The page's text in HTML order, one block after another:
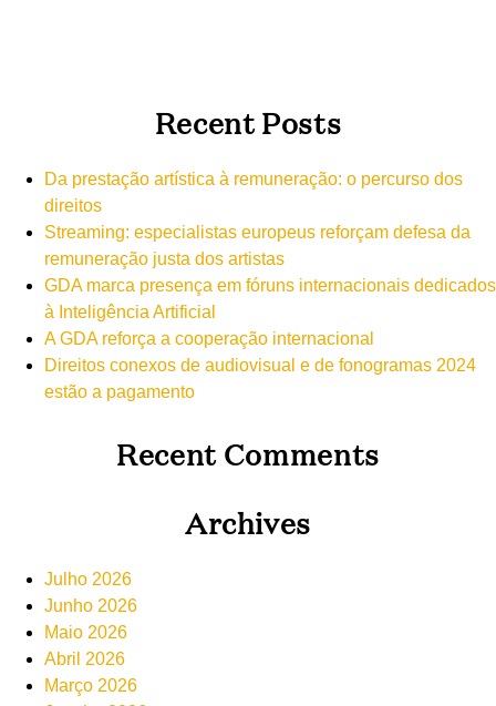
Recent Posts
Da prestação artística à remuneração: o percurso dos
direitos
Streaming: especialistas europeus reforçam defesa da
remuneração justa dos artistas
GDA marca presença em fóruns internacionais dedicados
à Inteligência Artificial
A GDA reforça a cooperação internacional
Direitos conexos de audiovisual e de fonogramas 2024
estão a pagamento
Recent Comments
Archives
Julho 2026
Junho 2026
Maio 2026
Abril 2026
Março 2026